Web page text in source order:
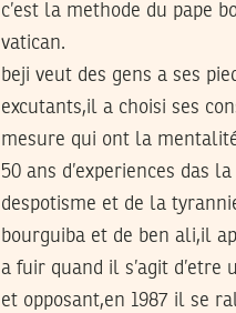
c’est la methode du pape
vatican.
beji veut des gens a ses
excutants,il a choisi ses
mesure qui ont la
50 ans d’experiences das
despotisme et de la
bourguiba et de ben ali,il
a fuir quand il s’agit d’etre
et opposant,en 1987 il se